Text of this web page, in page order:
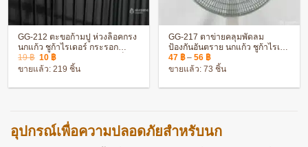
GG-212 ตะขอก้ามปู ห่วงล็อคกรง
นกแก้ว ชูก้าไรเดอร์ กระรอก
ป้องกันกรงเปิด วัสดุอย่างดี แข็ง
แรง ทนทาน
19฿ Original
price
was:
10 ฿Current
price
is:
ขายแล้ว: 219 ชิ้น
GG-217 ตาข่ายคลุมพัดลม
ป้องกันอันตราย นกแก้ว ชูก้าไรเด
อร์ บินเข้าพัดลม ระบายอากาศได้
ดี
47 ฿ – 56 ฿Price
range:
47 ฿
56 ฿
ขายแล้ว: 73 ชิ้น
อุปกรณ์เพื่อความปลอดภัยสำหรับนก